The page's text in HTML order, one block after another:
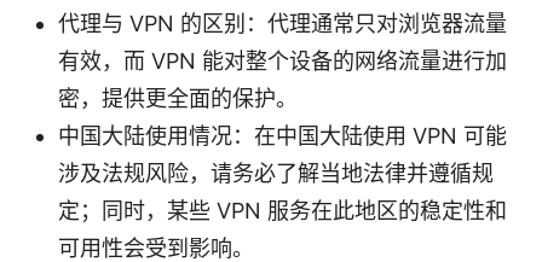
代理与 VPN 的区别：代理通常只对浏览器流量
有效，而 VPN 能对整个设备的网络流量进行加
密，提供更全面的保护。
中国大陆使用情况：在中国大陆使用 VPN 可能
涉及法规风险，请务必了解当地法律并遵循规
定；同时，某些 VPN 服务在此地区的稳定性和
可用性会受到影响。